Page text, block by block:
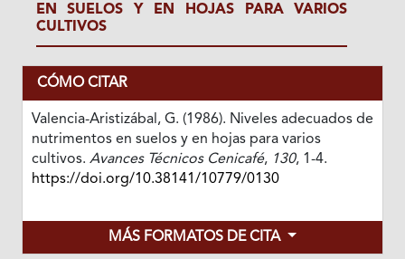
EN SUELOS Y EN HOJAS PARA VARIOS
CULTIVOS
CÓMO CITAR
Valencia-Aristizábal, G. (1986). Niveles adecuados de
nutrimentos en suelos y en hojas para varios
cultivos. Avances Técnicos Cenicafé, 130, 1-4.
https://doi.org/10.38141/10779/0130
MÁS FORMATOS DE CITA